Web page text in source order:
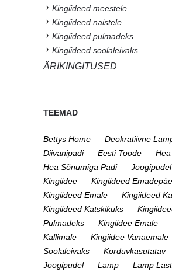
Kingiideed meestele
Kingiideed naistele
Kingiideed pulmadeks
Kingiideed soolaleivaks
ÄRIKINGITUSED
TEEMAD
Bettys Home
Deokratiivne
Diivanipadi
Eesti Toode
Hea Sõnumiga Padi
Joogipudel
Kingiidee
Kingiideed
Kingiideed Emale
Kingiideed
Kingiideed Katskikuks
Pulmadeks
Kingiidee Emale
Kallimale
Kingiidee Vanaemale
Soolaleivaks
Korduvkasutatav
Joogipudel
Lamp
Lamp